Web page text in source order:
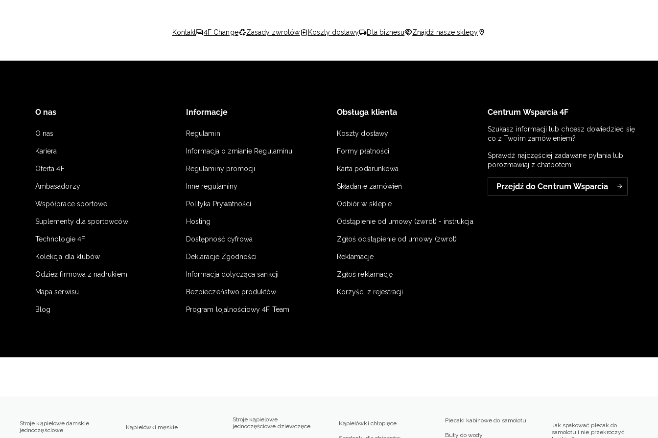
Kontakt 4F Change Zasady zwrotów Koszty dostawy Dla biznesu Znajdź nasze sklepy
O nas
O nas
Kariera
Oferta 4F
Ambasadorzy
Współprace sportowe
Suplementy dla sportowców
Technologie 4F
Kolekcja dla klubów
Odzież firmowa z nadrukiem
Mapa serwisu
Blog
Informacje
Regulamin
Informacja o zmianie Regulaminu
Regulaminy promocji
Inne regulaminy
Polityka Prywatności
Hosting
Dostępność cyfrowa
Deklaracje Zgodności
Informacja dotycząca sankcji
Bezpieczeństwo produktów
Program lojalnościowy 4F Team
Obsługa klienta
Koszty dostawy
Formy płatności
Karta podarunkowa
Składanie zamówień
Odbiór w sklepie
Odstąpienie od umowy (zwrot) - instrukcja
Zgłoś odstąpienie od umowy (zwrot)
Reklamacje
Zgłoś reklamację
Korzyści z rejestracji
Centrum Wsparcia 4F
Szukasz informacji lub chcesz dowiedzieć się
co z Twoim zamówieniem?
Sprawdź najczęściej zadawane pytania lub
porozmawiaj z chatbotem:
Przejdź do Centrum Wsparcia
Stroje kąpielowe damskie
jednoczęściowe
Kąpielówki męskie
Stroje kąpielowe
jednoczęściowe dziewczęce
Kąpielówki chłopięce Plecaki kabinowe do samolotu
Buty do wody
Jak spakować plecak do
samolotu i nie przekroczyć